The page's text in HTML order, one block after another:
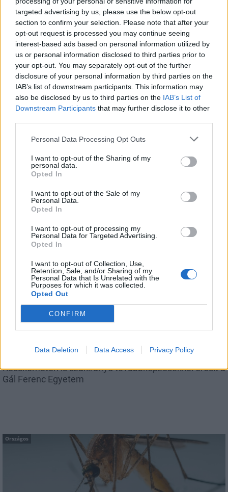
targeted advertising by us, please use the below opt-out
section to confirm your selection. Please note that after your
opt-out request is processed you may continue seeing
interest-based ads based on personal information utilized by
us or personal information disclosed to third parties prior to
your opt-out. You may separately opt-out of the further
disclosure of your personal information by third parties on the
IAB’s list of downstream participants. This information may
also be disclosed by us to third parties on the IAB’s List of
Downstream Participants that may further disclose it to other
Personal Data Processing Opt Outs
I want to opt-out of the Sharing of my
personal data.
Opted In
I want to opt-out of the Sale of my
Personal Data.
Opted In
I want to opt-out of processing my
Personal Data for Targeted Advertising.
Opted In
I want to opt-out of Collection, Use,
Retention, Sale, and/or Sharing of my
Personal Data that Is Unrelated with the
Purposes for which it was collected.
Opted Out
CONFIRM
Data Deletion Data Access Privacy Policy
Másfélszeresére bővítik
Hódmezővásárhely jó hírű református
iskoláját
AJÁNLJUK MÉG
Megérkezett az eső a Duna vízgyűjtőjére
Kecskeméten is szakirányú továbbképzésekkel erősít a
Gál Ferenc Egyetem
Országos